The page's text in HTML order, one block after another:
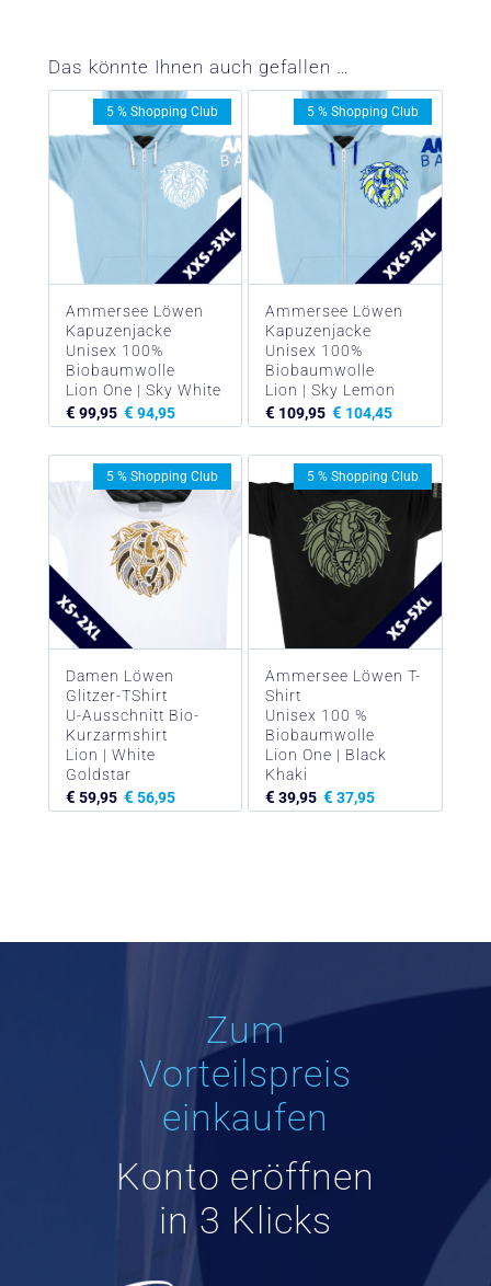
Das könnte Ihnen auch gefallen …
Ammersee Löwen
Kapuzenjacke
Unisex 100%
Biobaumwolle
Lion One | Sky White
€ 99,95 € 94,95
5 % Shopping Club
Ammersee Löwen
Kapuzenjacke
Unisex 100%
Biobaumwolle
Lion | Sky Lemon
€ 109,95 € 104,45
5 % Shopping Club
Damen Löwen
Glitzer-TShirt
U-Ausschnitt Bio-
Kurzarmshirt
Lion | White
Goldstar
€ 59,95 € 56,95
5 % Shopping Club
Ammersee Löwen T-
Shirt
Unisex 100 %
Biobaumwolle
Lion One | Black
Khaki
€ 39,95 € 37,95
5 % Shopping Club
Zum
Vorteilspreis
einkaufen
Konto eröffnen
in 3 Klicks